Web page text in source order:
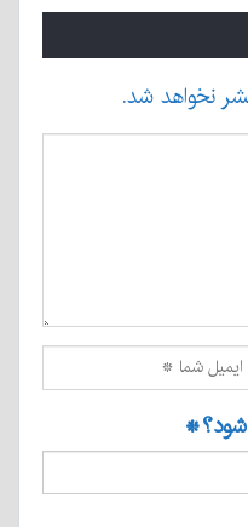
نخواهد شد.
*